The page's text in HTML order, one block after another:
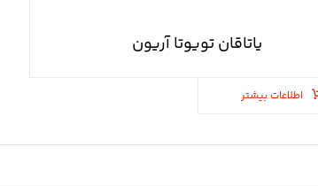
یاتاقان تویوتا آریون
اطلاعات بیشتر